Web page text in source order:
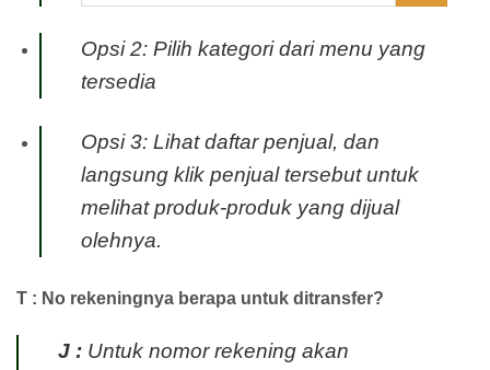
Opsi 2: Pilih kategori dari menu yang
tersedia
Opsi 3: Lihat daftar penjual, dan
langsung klik penjual tersebut untuk
melihat produk-produk yang dijual
olehnya.
T : No rekeningnya berapa untuk ditransfer?
J : Untuk nomor rekening akan